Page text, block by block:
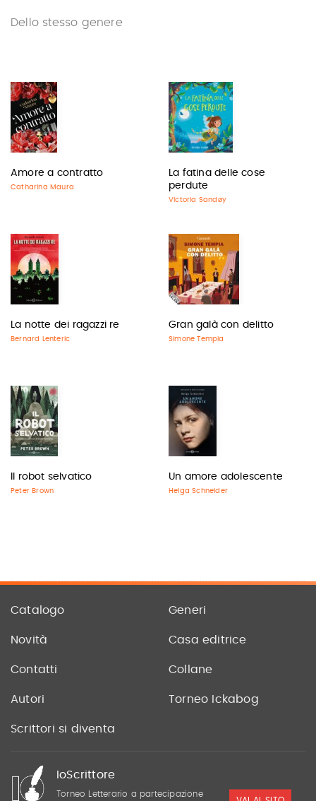
Dello stesso genere
Amore a contratto
Catharina Maura
La fatina delle cose
perdute
Victoria Sandøy
La notte dei ragazzi re
Bernard Lenteric
Gran galà con delitto
Simone Tempia
Il robot selvatico
Peter Brown
Un amore adolescente
Helga Schneider
Catalogo Generi
Novità Casa editrice
Contatti Collane
Autori Torneo Ickabog
Scrittori si diventa
IoScrittore
Torneo Letterario a partecipazione